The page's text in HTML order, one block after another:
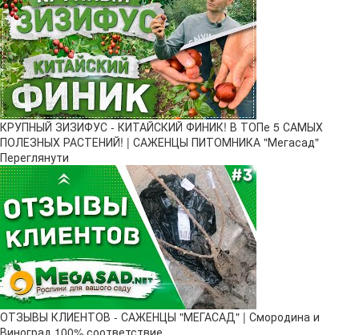
КРУПНЫЙ ЗИЗИФУС - КИТАЙСКИЙ ФИНИК! В ТОПе 5 САМЫХ
ПОЛЕЗНЫХ РАСТЕНИЙ! | САЖЕНЦЫ ПИТОМНИКА "Мегасад"
Переглянути
ОТЗЫВЫ КЛИЕНТОВ - САЖЕНЦЫ "МЕГАСАД" | Смородина и
Виноград 100% соответствие